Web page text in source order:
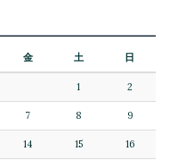
金 土 日
1 2
7 8 9
14 15 16